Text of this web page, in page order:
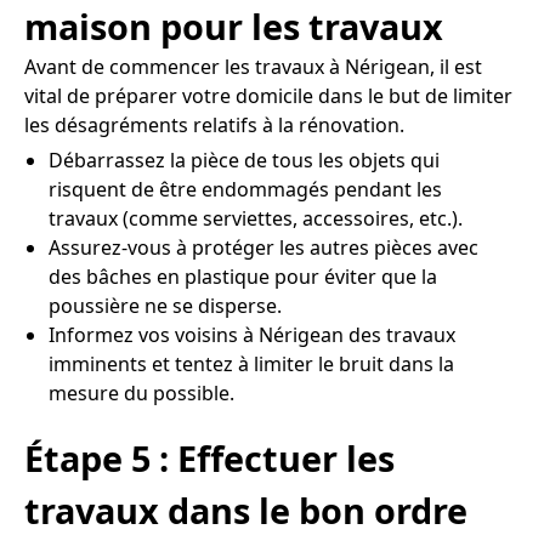
maison pour les travaux
Avant de commencer les travaux à Nérigean, il est
vital de préparer votre domicile dans le but de limiter
les désagréments relatifs à la rénovation.
Débarrassez la pièce de tous les objets qui
risquent de être endommagés pendant les
travaux (comme serviettes, accessoires, etc.).
Assurez-vous à protéger les autres pièces avec
des bâches en plastique pour éviter que la
poussière ne se disperse.
Informez vos voisins à Nérigean des travaux
imminents et tentez à limiter le bruit dans la
mesure du possible.
Étape 5 : Effectuer les
travaux dans le bon ordre